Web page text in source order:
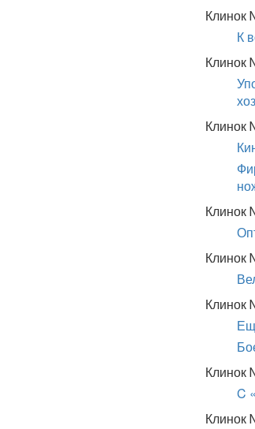
Клинок
К
Клинок
Клинок
Клинок
Клинок
Клинок
Клинок
C
Клинок